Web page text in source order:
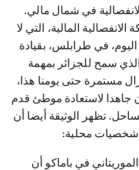
في شمال مالي.
المالية، التي لا
في طرابلس، بقيادة
سمح للجزائر بمهمة
مستمرة حتى يومنا هذا،
لاستعادة موطئ قدم
تظهر الوثيقة أيضا أن
شخصيات محلية:
في باماكو أن